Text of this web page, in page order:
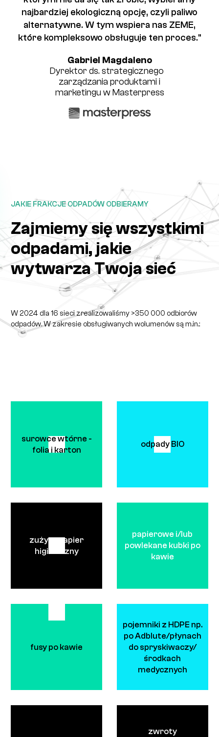
najbardziej ekologiczną opcję, czyli paliwo
alternatywne. W tym wspiera nas ZEME,
które kompleksowo obsługuje ten proces."
Gabriel Magdaleno
Dyrektor ds. strategicznego
zarządzania produktami i
marketingu w Masterpress
JAKIE FRAKCJE ODPADÓW ODBIERAMY
Zajmiemy się wszystkimi
odpadami, jakie
wytwarza Twoja sieć
W 2024 dla 16 sieci zrealizowaliśmy >350 000 odbiorów
odpadów. W zakresie obsługiwanych wolumenów są m.in.:
surowce wtórne -
folia i karton
odpady BIO
zużyty papier
higieniczny
papierowe i/lub
powlekane kubki po
kawie
fusy po kawie
pojemniki z HDPE np.
po Adblute/płynach
do spryskiwaczy/
środkach
medycznych
zwroty